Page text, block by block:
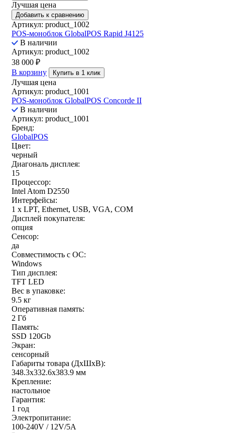
Лучшая цена
Добавить к сравнению
Артикул: product_1002
POS-моноблок GlobalPOS Rapid J4125
В наличии
Артикул: product_1002
38 000 ₽
В корзину
Купить в 1 клик
Лучшая цена
Артикул: product_1001
POS-моноблок GlobalPOS Concorde II
В наличии
Артикул: product_1001
Бренд:
GlobalPOS
Цвет:
черный
Диагональ дисплея:
15
Процессор:
Intel Atom D2550
Интерфейсы:
1 x LPT, Ethernet, USB, VGA, COM
Дисплей покупателя:
опция
Сенсор:
да
Совместимость с ОС:
Windows
Тип дисплея:
TFT LED
Вес в упаковке:
9.5 кг
Оперативная память:
2 Гб
Память:
SSD 120Gb
Экран:
сенсорный
Габариты товара (ДxШxВ):
348.3х332.6х383.9 мм
Крепление:
настольное
Гарантия:
1 год
Электропитание:
100-240V / 12V/5A